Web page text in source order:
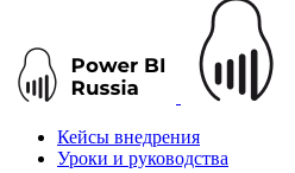
Кейсы внедрения
Уроки и руководства